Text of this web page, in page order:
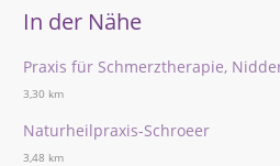
In der Nähe
Praxis für Schmerztherapie,
3,30 km
Naturheilpraxis-Schroeer
3,48 km